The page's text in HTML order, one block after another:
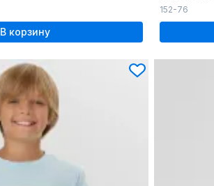
В корзину
152-76